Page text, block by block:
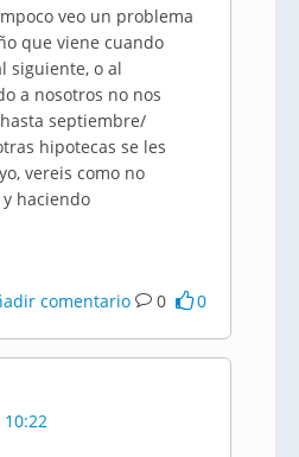
veo un problema
que viene cuando
siguiente, o al
a nosotros no nos
septiembre/
hipotecas se les
vereis como no
haciendo
comentario 0 0